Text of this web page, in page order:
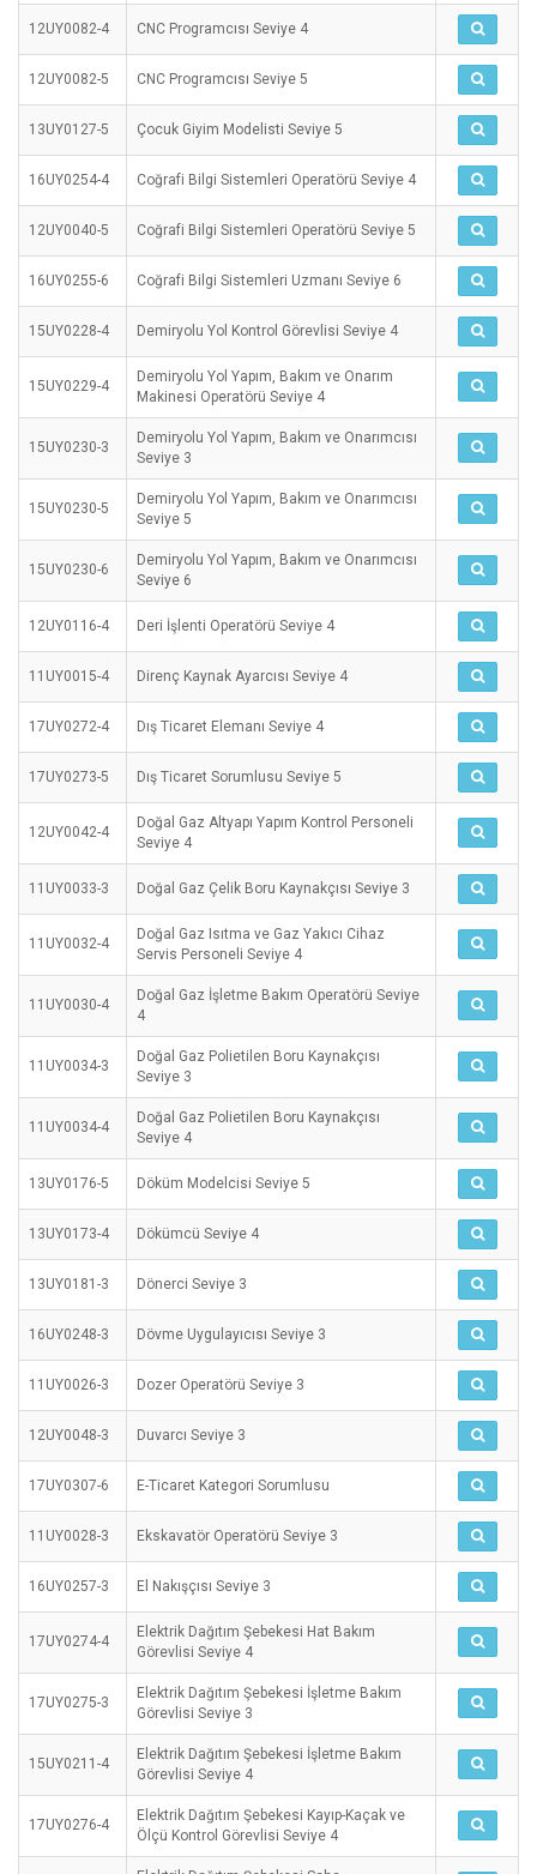
12UY0082-4 CNC Programcısı Seviye 4
12UY0082-5 CNC Programcısı Seviye 5
13UY0127-5 Çocuk Giyim Modelisti Seviye 5
16UY0254-4 Coğrafi Bilgi Sistemleri Operatörü Seviye 4
12UY0040-5 Coğrafi Bilgi Sistemleri Operatörü Seviye 5
16UY0255-6 Coğrafi Bilgi Sistemleri Uzmanı Seviye 6
15UY0228-4 Demiryolu Yol Kontrol Görevlisi Seviye 4
15UY0229-4
Demiryolu Yol Yapım, Bakım ve Onarım
Makinesi Operatörü Seviye 4
15UY0230-3
Demiryolu Yol Yapım, Bakım ve Onarımcısı
Seviye 3
15UY0230-5
Demiryolu Yol Yapım, Bakım ve Onarımcısı
Seviye 5
15UY0230-6
Demiryolu Yol Yapım, Bakım ve Onarımcısı
Seviye 6
12UY0116-4 Deri İşlenti Operatörü Seviye 4
11UY0015-4 Direnç Kaynak Ayarcısı Seviye 4
17UY0272-4 Dış Ticaret Elemanı Seviye 4
17UY0273-5 Dış Ticaret Sorumlusu Seviye 5
12UY0042-4
Doğal Gaz Altyapı Yapım Kontrol Personeli
Seviye 4
11UY0033-3 Doğal Gaz Çelik Boru Kaynakçısı Seviye 3
11UY0032-4
Doğal Gaz Isıtma ve Gaz Yakıcı Cihaz
Servis Personeli Seviye 4
11UY0030-4
Doğal Gaz İşletme Bakım Operatörü Seviye
4
11UY0034-3
Doğal Gaz Polietilen Boru Kaynakçısı
Seviye 3
11UY0034-4
Doğal Gaz Polietilen Boru Kaynakçısı
Seviye 4
13UY0176-5 Döküm Modelcisi Seviye 5
13UY0173-4 Dökümcü Seviye 4
13UY0181-3 Dönerci Seviye 3
16UY0248-3 Dövme Uygulayıcısı Seviye 3
11UY0026-3 Dozer Operatörü Seviye 3
12UY0048-3 Duvarcı Seviye 3
17UY0307-6 E-Ticaret Kategori Sorumlusu
11UY0028-3 Ekskavatör Operatörü Seviye 3
16UY0257-3 El Nakışçısı Seviye 3
17UY0274-4
Elektrik Dağıtım Şebekesi Hat Bakım
Görevlisi Seviye 4
17UY0275-3
Elektrik Dağıtım Şebekesi İşletme Bakım
Görevlisi Seviye 3
15UY0211-4
Elektrik Dağıtım Şebekesi İşletme Bakım
Görevlisi Seviye 4
17UY0276-4
Elektrik Dağıtım Şebekesi Kayıp-Kaçak ve
Ölçü Kontrol Görevlisi Seviye 4